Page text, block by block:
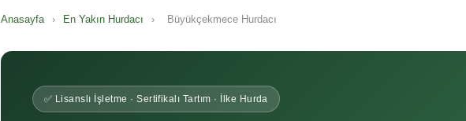
Anasayfa › En Yakın Hurdacı › Büyükçekmece Hurdacı
✅ Lisanslı İşletme · Sertifikalı Tartım · İlke Hurda